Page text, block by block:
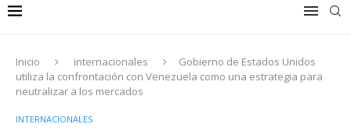
Inicio internacionales
Gobierno de Estados Unidos
utiliza la confrontación con Venezuela como una estrategia para
neutralizar a los mercados
INTERNACIONALES